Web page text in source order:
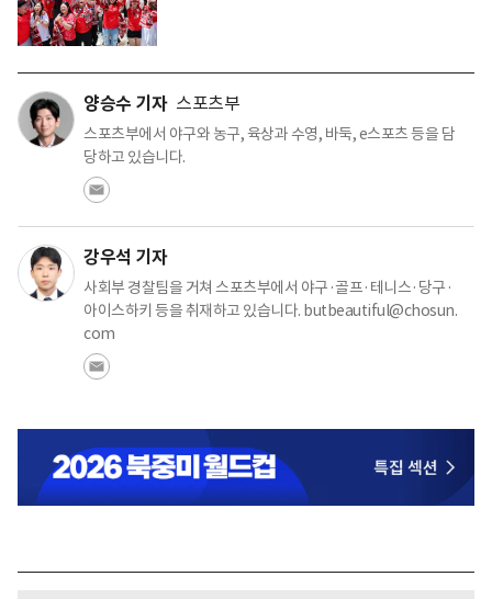
양승수 기자 스포츠부
스포츠부에서 야구와 농구, 육상과 수영, 바둑, e스포츠 등을 담
당하고 있습니다.
강우석 기자
사회부 경찰팀을 거쳐 스포츠부에서 야구·골프·테니스·당구·
아이스하키 등을 취재하고 있습니다. butbeautiful@chosun.
com